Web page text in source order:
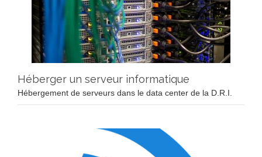
Héberger un serveur informatique
Hébergement de serveurs dans le data center de la D.R.I.